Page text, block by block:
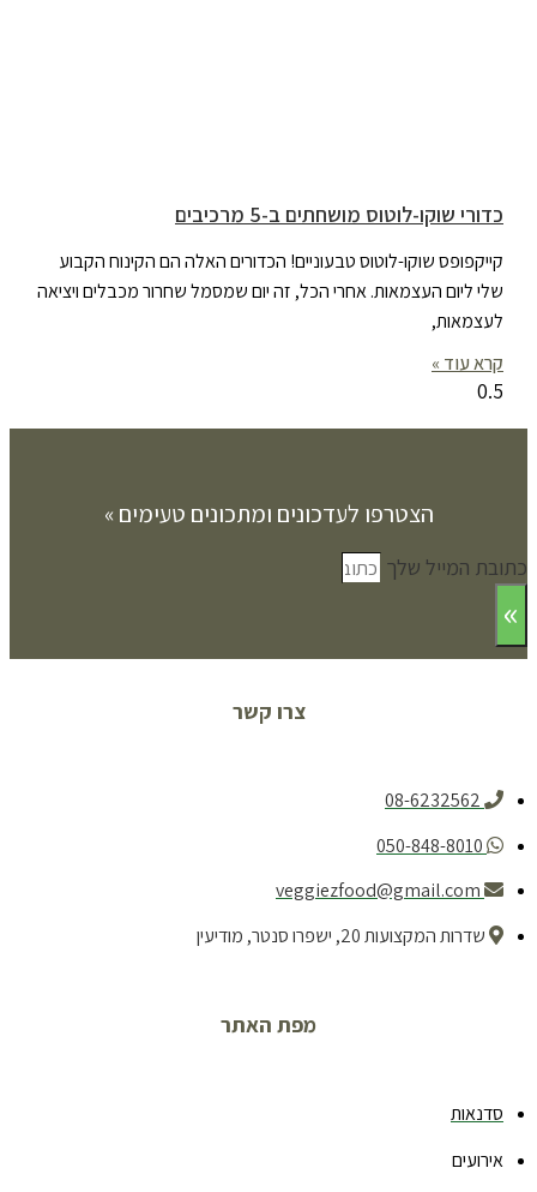
כדורי שוקו-לוטוס מושחתים ב-5 מרכיבים
קייקפופס שוקו-לוטוס טבעוניים! הכדורים האלה הם הקינוח הקבוע
שלי ליום העצמאות. אחרי הכל, זה יום שמסמל שחרור מכבלים ויציאה
לעצמאות,
קרא עוד »
הצטרפו לעדכונים ומתכונים טעימים »
כתובת המייל שלך
»
צרו קשר
08-6232562
050-848-8010
veggiezfood@gmail.com
שדרות המקצועות 20, ישפרו סנטר, מודיעין
מפת האתר
סדנאות
אירועים